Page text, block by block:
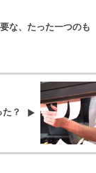
な、たった一つのも
？